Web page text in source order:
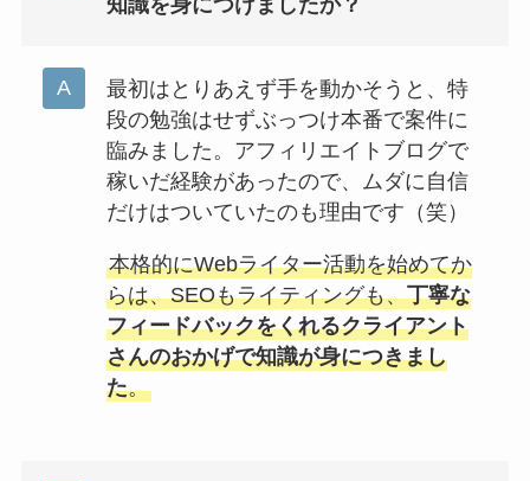
知識を身につけましたか？
最初はとりあえず手を動かそうと、特
段の勉強はせずぶっつけ本番で案件に
臨みました。アフィリエイトブログで
稼いだ経験があったので、ムダに自信
だけはついていたのも理由です（笑）
本格的にWebライター活動を始めてか
らは、SEOもライティングも、丁寧な
フィードバックをくれるクライアント
さんのおかげで知識が身につきまし
た。